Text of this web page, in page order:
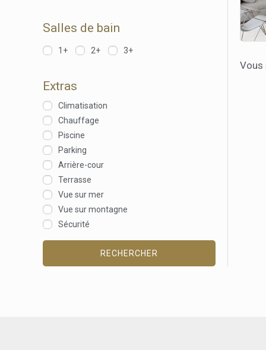
Salles de bain
1+ 2+ 3+
Extras
Climatisation
Chauffage
Piscine
Parking
Arrière-cour
Terrasse
Vue sur mer
Vue sur montagne
Sécurité
RECHERCHER
Vous